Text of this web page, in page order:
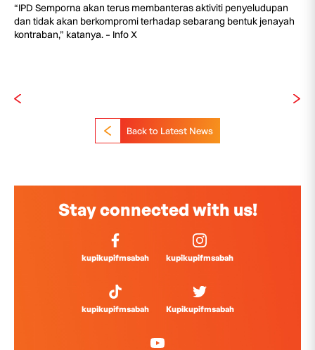
“IPD Semporna akan terus membanteras aktiviti penyeludupan
dan tidak akan berkompromi terhadap sebarang bentuk jenayah
kontraban,” katanya. – Info X
Back to Latest News
Stay connected with us!
kupikupifmsabah kupikupifmsabah
kupikupifmsabah Kupikupifmsabah